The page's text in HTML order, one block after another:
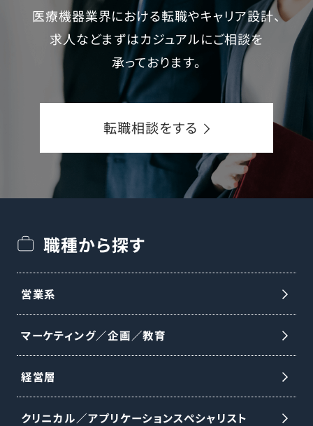
医療機器業界における転職やキャリア設計、
求人などまずはカジュアルにご相談を
承っております。
転職相談をする
職種から探す
営業系
マーケティング／企画／教育
経営層
クリニカル／アプリケーションスペシャリスト